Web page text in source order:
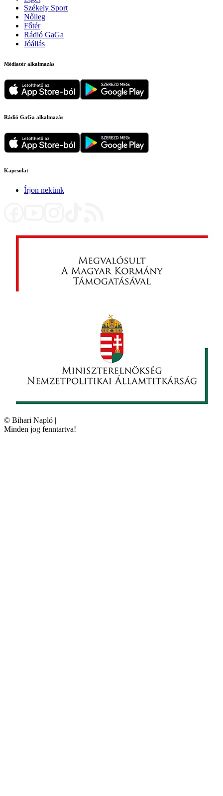
Székely Sport
Nőileg
Főtér
Rádió GaGa
Jóállás
Médiatér alkalmazás
Rádió GaGa alkalmazás
Kapcsolat
Írjon nekünk
© Bihari Napló |
Minden jog fenntartva!